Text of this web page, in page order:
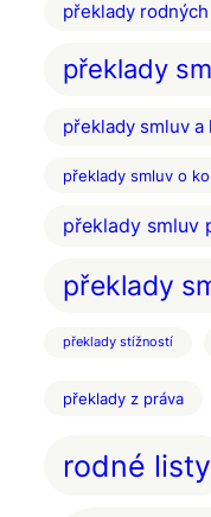
překlady
překlady
překlady smluv a
překlady smluv o
překlady smluv
překlady
překlady stížností
překlady z práva
rodné listy